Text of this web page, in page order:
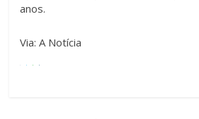
anos.
Via: A Notícia